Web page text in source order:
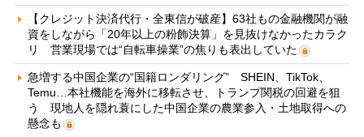
【クレジット決済代行・全東信が破産】63社もの金融機関が融
資をしながら「20年以上の粉飾決算」を見抜けなかったカラク
リ 営業現場では“自転車操業”の焦りも表出していた
急増する中国企業の“国籍ロンダリング” SHEIN、TikTok、
Temu…本社機能を海外に移転させ、トランプ関税の回避を狙
う 現地人を隠れ蓑にした中国企業の農業参入・土地取得への
懸念も